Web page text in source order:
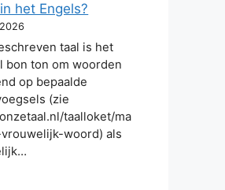
het Engels?
taal is het
bon ton om woorden
op bepaalde
(zie
taalloket/ma
woord) als